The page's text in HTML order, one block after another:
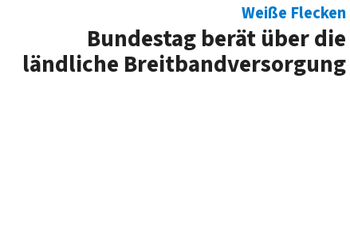
Weiße Flecken
Bundestag berät über die
ländliche Breitbandversorgung